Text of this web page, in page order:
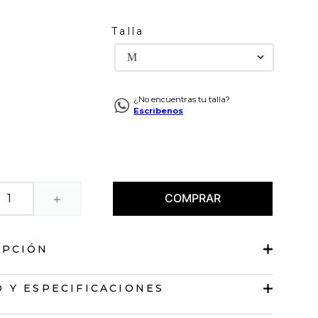
Talla
M
¿No encuentras tu talla?
Escribenos
＋ COMPRAR
diseño cerrado
Y ESPECIFICACIONES